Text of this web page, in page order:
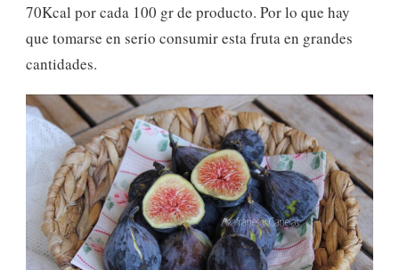
70Kcal por cada 100 gr de producto. Por lo que hay
que tomarse en serio consumir esta fruta en grandes
cantidades.